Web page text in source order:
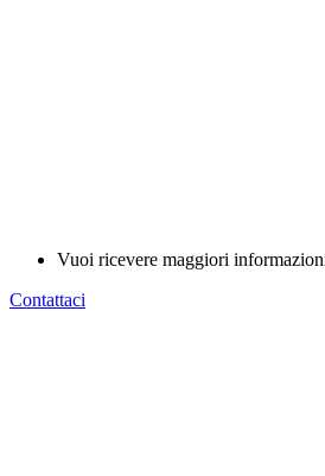
Vuoi ricevere maggiori
Contattaci